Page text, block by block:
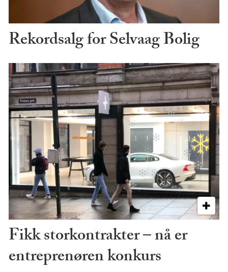
Rekordsalg for Selvaag Bolig
Fikk storkontrakter – nå er
entreprenøren konkurs